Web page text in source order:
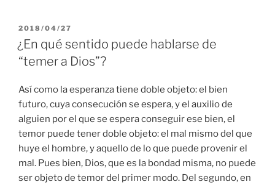
PUBLICADO
EL
2018/04/27
¿En qué sentido puede hablarse de
“temer a Dios”?
Así como la esperanza tiene doble objeto: el bien
futuro, cuya consecución se espera, y el auxilio de
alguien por el que se espera conseguir ese bien, el
temor puede tener doble objeto: el mal mismo del que
huye el hombre, y aquello de lo que puede provenir el
mal. Pues bien, Dios, que es la bondad misma, no puede
ser objeto de temor del primer modo. Del segundo, en